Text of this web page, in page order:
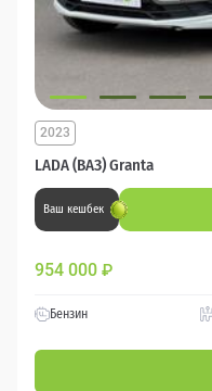
LADA (ВАЗ) Granta
2023
Ваш кешбек
954 000 ₽
Бензин